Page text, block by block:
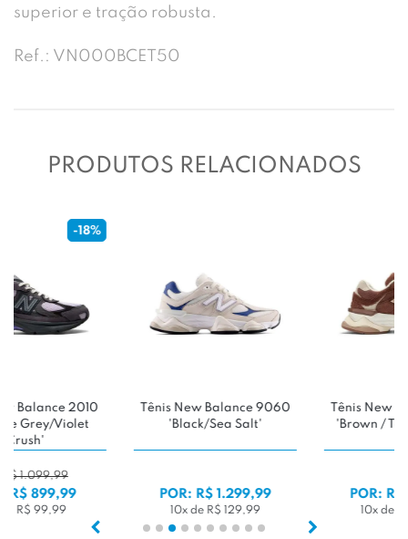
superior e tração robusta.
Ref.: VN000BCET50
PRODUTOS RELACIONADOS
Tênis New Balance 9060
'Brown / Tan / Neutrals'
POR: R$ 1.299,99
Tênis Vans Ultrarange EXO
POR: R$ 449,99